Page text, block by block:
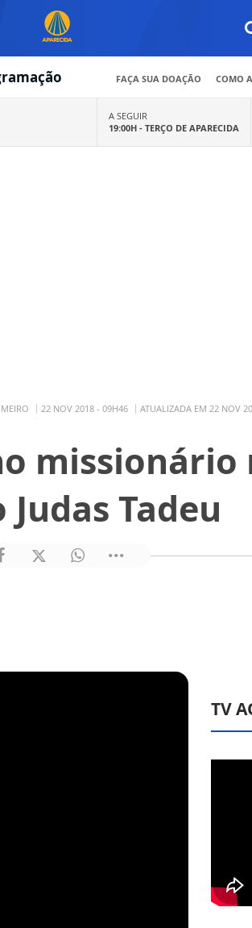
FAÇA SUA DOAÇÃO COMO
A SEGUIR
19:00H - TERÇO DE APARECIDA
22 NOV 2018 - 09H46 ATUALIZADA EM 22 NOV
missionário
Judas Tadeu
TV